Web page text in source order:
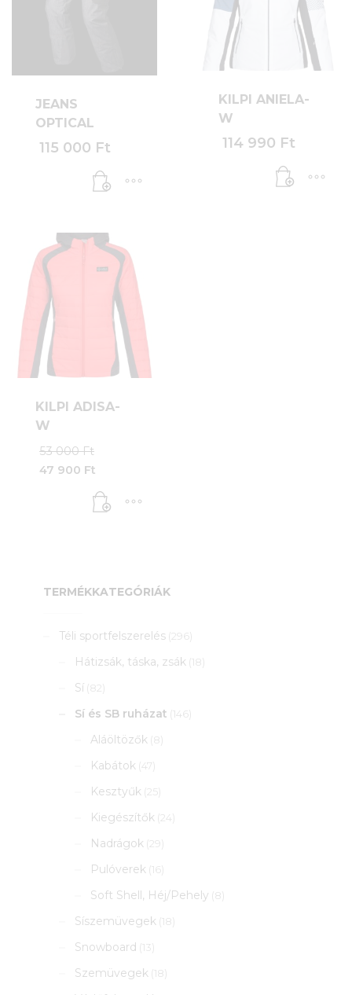
JEANS
OPTICAL
115 000 Ft
KILPI ANIELA-
W
114 990 Ft
KILPI ADISA-
W
53 000Ft
000 Ft.
47 900 Ft
TERMÉKKATEGÓRIÁK
Téli sportfelszerelés (296)
Hátizsák, táska, zsák (18)
Sí (82)
Sí és SB ruházat (146)
Aláöltözők (8)
Kabátok (47)
Kesztyűk (25)
Kiegészítők (24)
Nadrágok (29)
Pulóverek (16)
Soft Shell, Héj/Pehely (8)
Síszemüvegek (18)
Snowboard (13)
Szemüvegek (18)